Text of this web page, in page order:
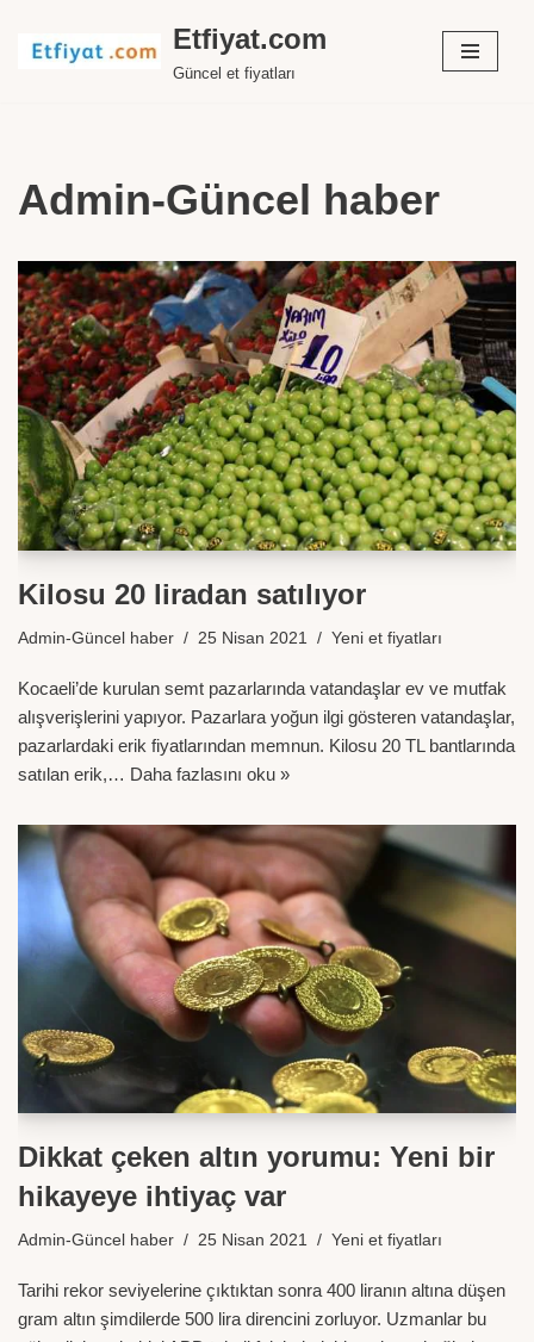
İçeriğe
Etfiyat.com
Güncel et fiyatları
Admin-Güncel haber
Kilosu 20 liradan satılıyor
Admin-Güncel haber 25 Nisan 2021 Yeni et fiyatları
Kocaeli’de kurulan semt pazarlarında vatandaşlar ev ve mutfak
alışverişlerini yapıyor. Pazarlara yoğun ilgi gösteren vatandaşlar,
pazarlardaki erik fiyatlarından memnun. Kilosu 20 TL bantlarında
satılan erik,… Daha fazlasını oku »
Dikkat çeken altın yorumu: Yeni bir
hikayeye ihtiyaç var
Admin-Güncel haber 25 Nisan 2021 Yeni et fiyatları
Tarihi rekor seviyelerine çıktıktan sonra 400 liranın altına düşen
gram altın şimdilerde 500 lira direncini zorluyor. Uzmanlar bu